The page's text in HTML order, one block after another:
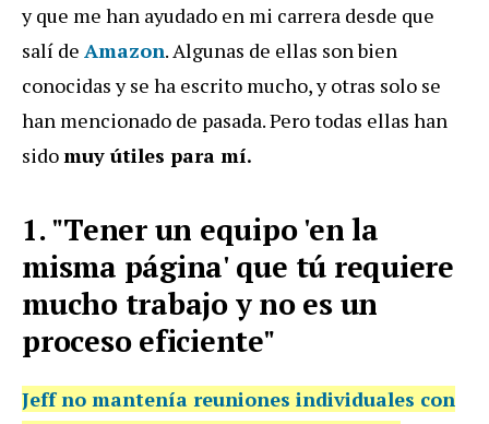
y que me han ayudado en mi carrera desde que
salí de Amazon. Algunas de ellas son bien
conocidas y se ha escrito mucho, y otras solo se
han mencionado de pasada. Pero todas ellas han
sidomuy útiles para mí.
1. "Tener un equipo 'en la
misma página' que tú requiere
mucho trabajo y no es un
proceso eficiente"
Jeff no mantenía reuniones individuales con